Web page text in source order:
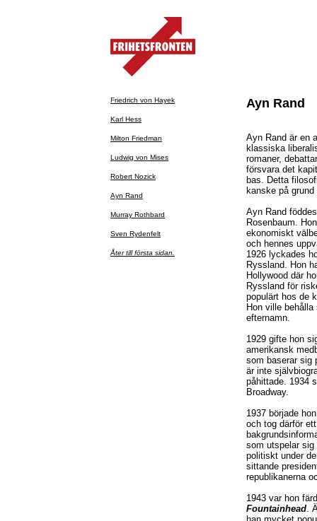
Friedrich von Hayek
Karl Hess
Milton Friedman
Ludwig von Mises
Robert Nozick
Ayn Rand
Murray Rothbard
Sven Rydenfelt
Åter till första sidan.
Ayn Rand
Ayn Rand är en
klassiska
romaner,
försvara det
bas. Detta
kanske på
Ayn Rand
Rosenbaum.
ekonomiskt
och hennes
1926 lyckades
Ryssland. Hon
Hollywood där
Ryssland för
populärt hos de
Hon ville
efternamn.
1929 gifte hon
amerikansk
som baserar sig
är inte
påhittade. 1934
Broadway.
1937 började
och tog därför
som utspelar
politiskt under
sittande
republikanerna
1943 var hon
Fountainhead.